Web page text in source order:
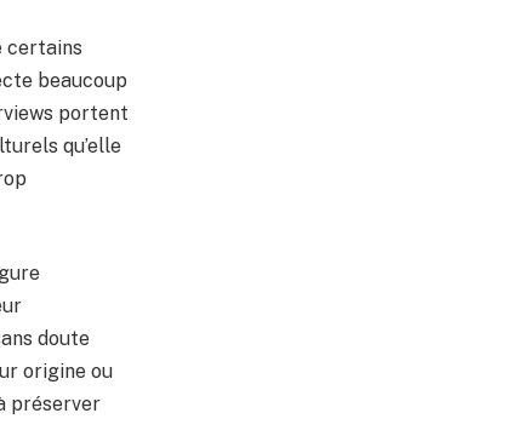
certains
beaucoup
portent
qu’elle
doute
origine ou
préserver